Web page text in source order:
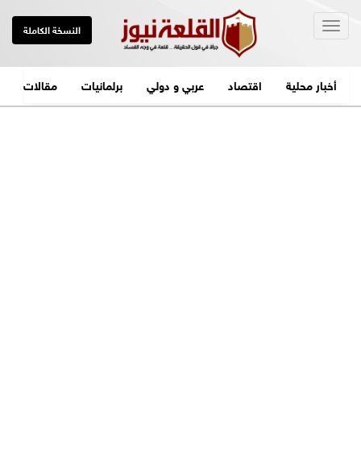
النسخة الكاملة
أخبار محلية اقتصاد عربي و دولي برلمانيات مقالات